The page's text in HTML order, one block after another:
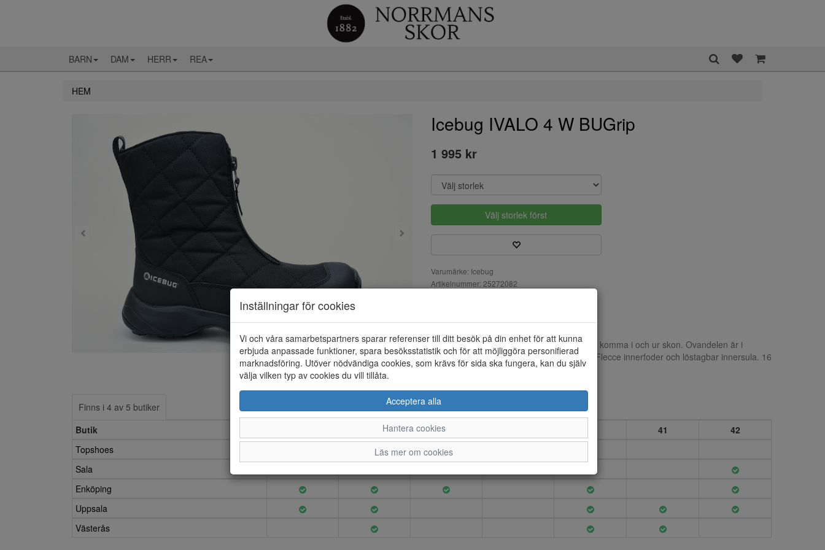
BARN DAM HERR REA
HEM
Icebug IVALO 4 W BUGrip
1 995 kr
Välj storlek först
Varumärke: Icebug
Artikelnummer: 25272082
Färg: Svart
Känga med dragkedja framtill för att lättare komma i och ur skon. Ovandelen är i
värmande polyester och vattenavvisande. Flecce innerfoder och löstagbar innersula. 16
st dynamiska dubbar i karbidstål. Bred läst.
Finns i 4 av 5 butiker
Butik
38 41
42
Topshoes
Sala
Enköping
Uppsala
Västerås
Inställningar för cookies
Vi och våra samarbetspartners sparar referenser till ditt besök på din enhet för att kunna
erbjuda anpassade funktioner, spara besöksstatistik och för att möjliggöra personifierad
marknadsföring. Utöver nödvändiga cookies, som krävs för sida ska fungera, kan du själv
välja vilken typ av cookies du vill tillåta.
Acceptera alla
Hantera cookies
Läs mer om cookies